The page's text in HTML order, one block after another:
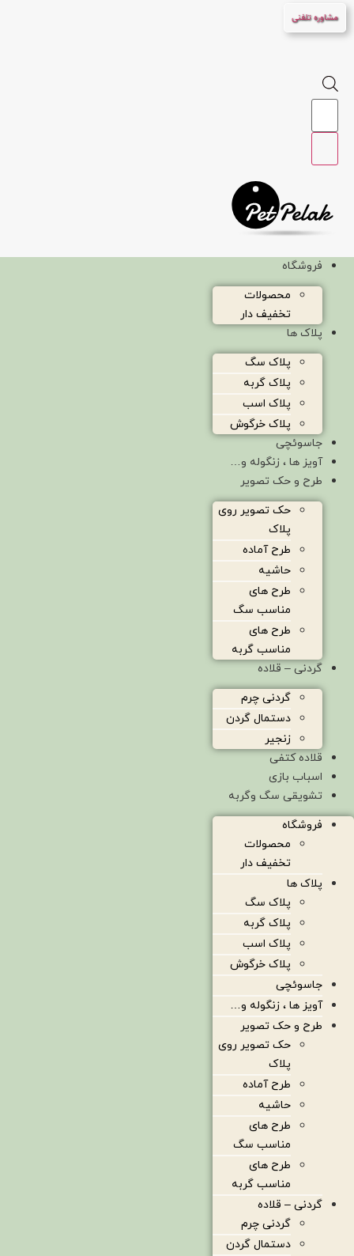
پرش
به
مشاوره تلفنی
Products
فروشگاه
محصولات
تخفیف دار
پلاک ها
پلاک سگ
پلاک گربه
پلاک اسب
پلاک خرگوش
جاسوئچی
آویز ها ، زنگوله و…
طرح و حک تصویر
حک تصویر روی
پلاک
طرح آماده
حاشیه
طرح های
مناسب سگ
طرح های
مناسب گربه
گردنی – قلاده
گردنی چرم
دستمال گردن
زنجیر
قلاده کتفی
اسباب بازی
تشویقی سگ وگربه
فروشگاه
محصولات
تخفیف دار
پلاک ها
پلاک سگ
پلاک گربه
پلاک اسب
پلاک خرگوش
جاسوئچی
آویز ها ، زنگوله و…
طرح و حک تصویر
حک تصویر روی
پلاک
طرح آماده
حاشیه
طرح های
مناسب سگ
طرح های
مناسب گربه
گردنی – قلاده
گردنی چرم
دستمال گردن